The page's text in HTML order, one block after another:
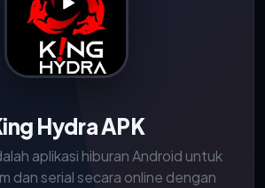
Hydra APK
aplikasi hiburan Android untuk
dan serial secara online dengan